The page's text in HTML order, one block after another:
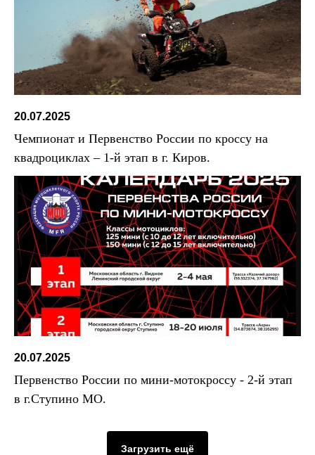
20.07.2025
Чемпионат и Первенство России по кроссу на
квадроциклах – 1-й этап в г. Киров.
20.07.2025
Первенство России по мини-мотокроссу - 2-й этап
в г.Ступино МО.
Загрузить ещё